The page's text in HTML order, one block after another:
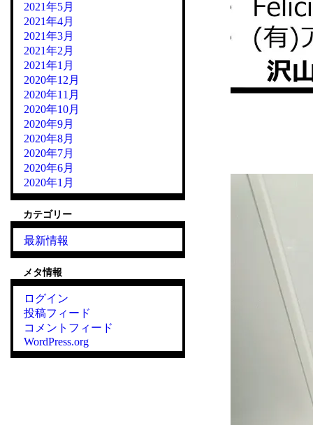
2021年5月
2021年4月
2021年3月
2021年2月
2021年1月
2020年12月
2020年11月
2020年10月
2020年9月
2020年8月
2020年7月
2020年6月
2020年1月
カテゴリー
最新情報
メタ情報
ログイン
投稿フィード
コメントフィード
WordPress.org